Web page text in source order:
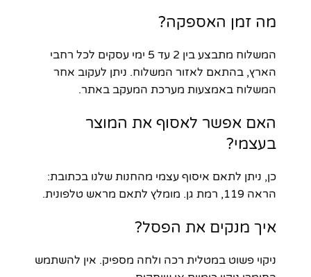
מה זמן האספקה?
המשלוח מתבצע בין 2 עד 5 ימי עסקים לכל רחבי
הארץ, בהתאם לאזור המשלוח. ניתן לעקוב אחר
המשלוח באמצעות מערכת המעקב באתר.
האם אפשר לאסוף את המוצר
בעצמי?
כן, ניתן לתאם איסוף עצמי מהחנות שלנו בכתובת:
הראה 119, רמת גן. מומלץ לתאם מראש טלפונית.
איך מנקים את הפסל?
ניקוי פשוט במטלית רכה ולחה מספיק. אין להשתמש